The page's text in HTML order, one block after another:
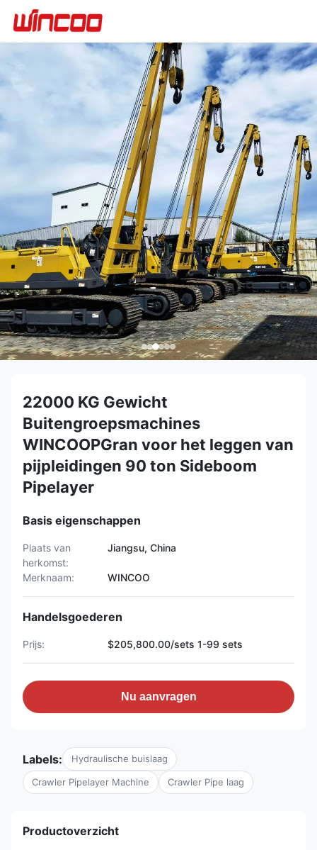
22000 KG Gewicht
Buitengroepsmachines
WINCOOPGran voor het leggen van
pijpleidingen 90 ton Sideboom
Pipelayer
Basis eigenschappen
Plaats van
herkomst:
Jiangsu, China
Merknaam: WINCOO
Handelsgoederen
Prijs: $205,800.00/sets 1-99 sets
Nu aanvragen
Labels: Hydraulische buislaag
Crawler Pipelayer Machine Crawler Pipe laag
Productoverzicht